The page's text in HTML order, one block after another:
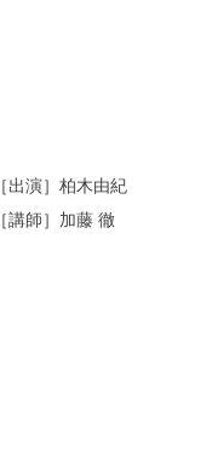
［出演］柏木由紀
［講師］加藤 徹